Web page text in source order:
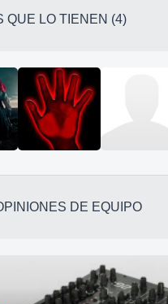
QUE LO TIENEN (4)
DE EQUIPO